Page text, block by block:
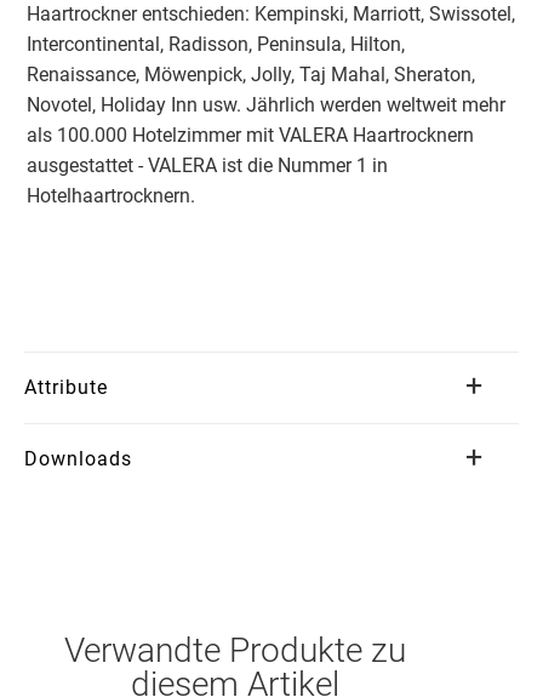
Haartrockner entschieden: Kempinski, Marriott, Swissotel,
Intercontinental, Radisson, Peninsula, Hilton,
Renaissance, Möwenpick, Jolly, Taj Mahal, Sheraton,
Novotel, Holiday Inn usw. Jährlich werden weltweit mehr
als 100.000 Hotelzimmer mit VALERA Haartrocknern
ausgestattet - VALERA ist die Nummer 1 in
Hotelhaartrocknern.
Attribute
Downloads
Verwandte Produkte zu
diesem Artikel